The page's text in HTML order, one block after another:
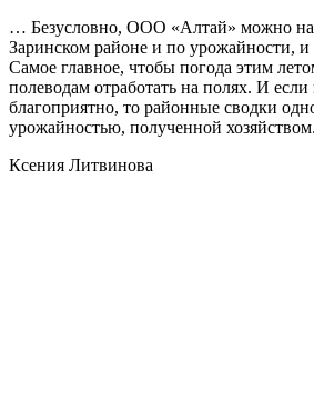
… Безусловно, ООО «Алтай» можно
Заринском районе и по урожайности, и
Самое главное, чтобы погода этим
полеводам отработать на полях. И если
благоприятно, то районные сводки
урожайностью, полученной хозяйством.
Ксения Литвинова